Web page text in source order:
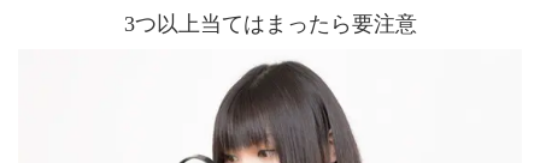
3つ以上当てはまったら要注意